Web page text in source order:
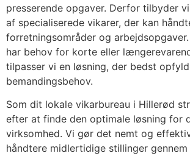
presserende opgaver. Derfor tilbyder
af specialiserede vikarer, der kan
forretningsområder og
har behov for korte eller
tilpasser vi en løsning, der bedst
bemandingsbehov.
Som dit lokale vikarbureau i Hillerød
efter at finde den optimale løsning for
virksomhed. Vi gør det nemt og
håndtere midlertidige stillinger